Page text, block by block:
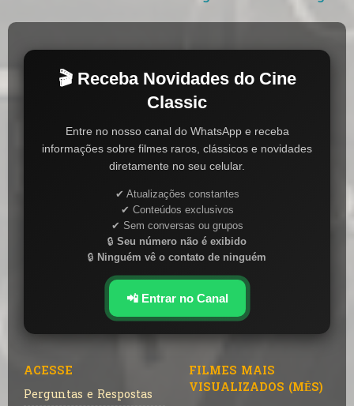
🎬 Receba Novidades do Cine
Classic
Entre no nosso canal do WhatsApp e receba
informações sobre filmes raros, clássicos e novidades
diretamente no seu celular.
✔ Atualizações constantes
✔ Conteúdos exclusivos
✔ Sem conversas ou grupos
🔒 Seu número não é exibido
🔒 Ninguém vê o contato de ninguém
📲 Entrar no Canal
ACESSE
Perguntas e Respostas
FILMES MAIS
VISUALIZADOS (MÊS)